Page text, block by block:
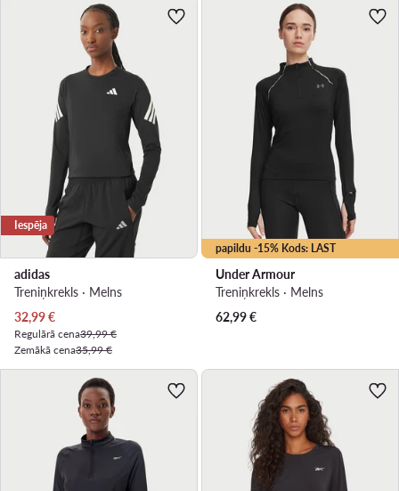
Iespēja
adidas
Treniņkrekls · Melns
Pašreizējā cena
32,99€
Regulārā cena39,99 €
Zemākā cena35,99 €
papildu -15% Kods: LAST
Under Armour
Treniņkrekls · Melns
62,99€